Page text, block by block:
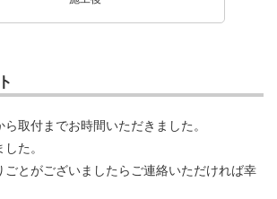
取付までお時間いただきました。
た。
ごとがございましたらご連絡いただければ幸